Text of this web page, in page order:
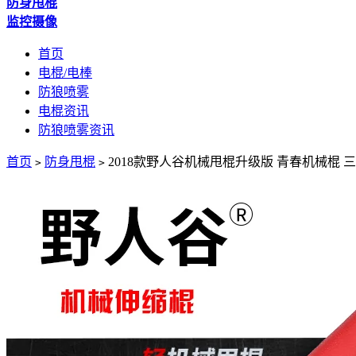
监控摄像
首页
电棍/电棒
防狼喷雾
电棍资讯
防狼喷雾资讯
首页 > 防身甩棍 > 2018款野人谷机械甩棍升级版 青春机械棍